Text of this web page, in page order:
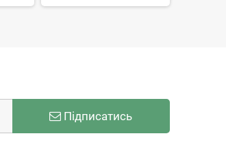
Підписатись